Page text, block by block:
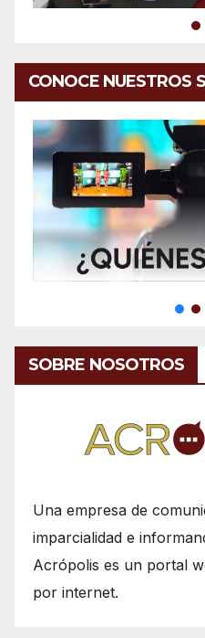
CONOCE NUESTROS
SOBRE NOSOTROS
Una empresa de
imparcialidad e
Acrópolis es un portal
por internet.